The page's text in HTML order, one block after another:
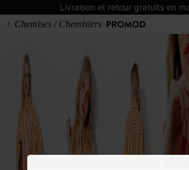
Livraison et retour gratuits en
Chemises / Chemisiers